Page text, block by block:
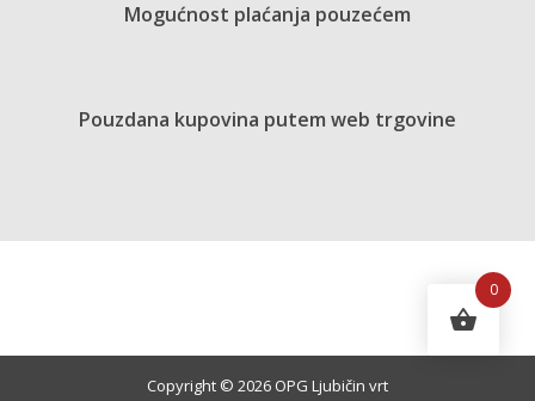
Mogućnost plaćanja pouzećem
Pouzdana kupovina putem web trgovine
Copyright © 2026 OPG Ljubičin vrt
0